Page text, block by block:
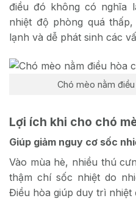
điều đó không có nghĩa
nhiệt độ phòng quá
lạnh và dễ phát sinh các
Chó mèo nằm
Lợi ích khi cho chó
Giúp giảm nguy cơ sốc
Vào mùa hè, nhiều thú
thậm chí sốc nhiệt do
Điều hòa giúp duy trì